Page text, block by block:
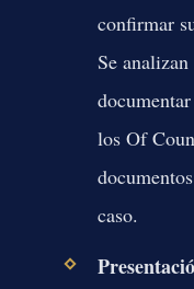
confirmar
Se
los Of
caso.